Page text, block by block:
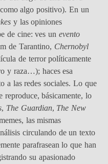
algo positivo). En un
y las opiniones
de cine: ves un evento
de Tarantino, Chernobyl
de terror políticamente
y raza…); haces esa
a las redes sociales. Lo que
reproduce, básicamente, lo
, The Guardian, The New
las mismas
circulando de un texto
parafrasean lo que han
su apasionado